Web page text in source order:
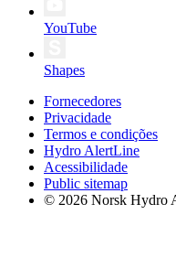
YouTube
Shapes
Fornecedores
Privacidade
Termos e condições
Hydro AlertLine
Acessibilidade
Public sitemap
© 2026 Norsk Hydro